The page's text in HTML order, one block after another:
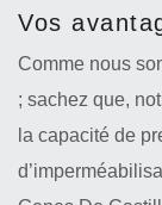
Vos
Comme nous
; sachez que,
la capacité de